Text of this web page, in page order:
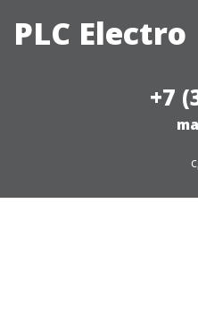
PLC Electro
+7